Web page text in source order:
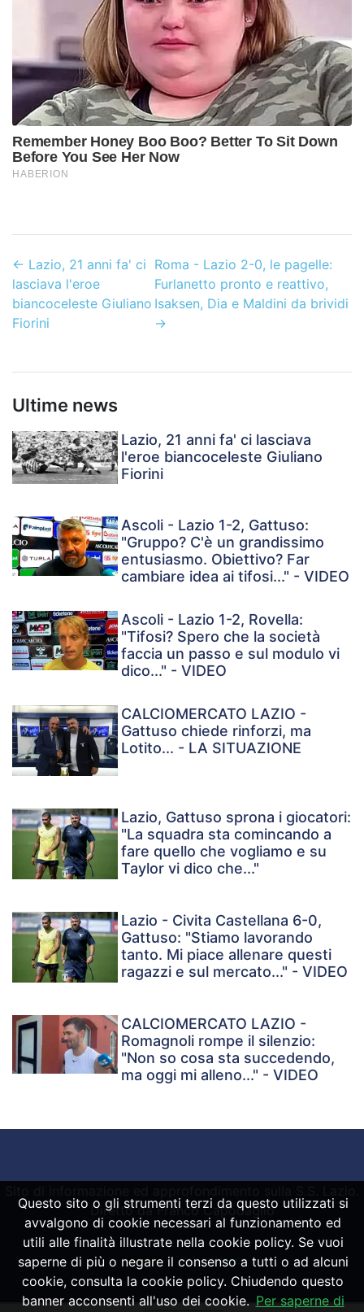
← Lazio, 21 anni fa' ci
lasciava l'eroe
biancoceleste Giuliano
Fiorini
Roma - Lazio 2-0, le pagelle:
Furlanetto pronto e reattivo,
Isaksen, Dia e Maldini da brividi
→
Ultime news
Lazio, 21 anni fa' ci lasciava
l'eroe biancoceleste Giuliano
Fiorini
Ascoli - Lazio 1-2, Gattuso:
"Gruppo? C'è un grandissimo
entusiasmo. Obiettivo? Far
cambiare idea ai tifosi..." - VIDEO
Ascoli - Lazio 1-2, Rovella:
"Tifosi? Spero che la società
faccia un passo e sul modulo vi
dico..." - VIDEO
CALCIOMERCATO LAZIO -
Gattuso chiede rinforzi, ma
Lotito... - LA SITUAZIONE
Lazio, Gattuso sprona i giocatori:
"La squadra sta comincando a
fare quello che vogliamo e su
Taylor vi dico che..."
Lazio - Civita Castellana 6-0,
Gattuso: "Stiamo lavorando
tanto. Mi piace allenare questi
ragazzi e sul mercato..." - VIDEO
CALCIOMERCATO LAZIO -
Romagnoli rompe il silenzio:
"Non so cosa sta succedendo,
ma oggi mi alleno..." - VIDEO
Diretto da Franco Capodaglio
Powered bySpheraHouse
Questo sito o gli strumenti terzi da questo utilizzati si
avvalgono di cookie necessari al funzionamento ed
utili alle finalità illustrate nella cookie policy. Se vuoi
saperne di più o negare il consenso a tutti o ad alcuni
cookie, consulta la cookie policy. Chiudendo questo
banner acconsenti all'uso dei cookie. Per saperne di